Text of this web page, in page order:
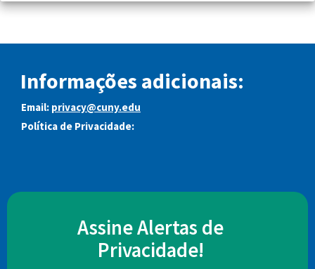
Informações adicionais:
Email: privacy@cuny.edu
Política de Privacidade:
Assine Alertas de
Privacidade!